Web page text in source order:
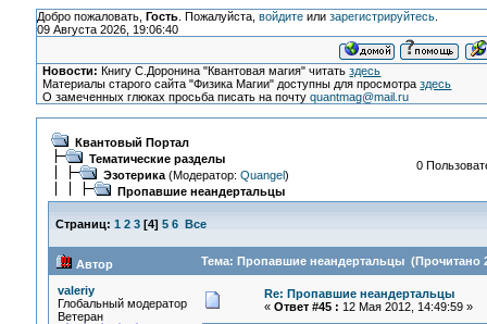
Добро пожаловать, Гость. Пожалуйста, войдитеили зарегистрируйтесь.
09 Августа 2026, 19:06:40
Новости: Книгу С.Доронина "Квантовая магия" читатьздесь
Материалы старого сайта "Физика Магии" доступны для просмотраздесь
О замеченных глюках просьба писать на почтуquantmag@mail.ru
Квантовый Портал
Тематические разделы
Эзотерика(Модератор: Quangel)
Пропавшие неандертальцы
0
Страниц: 1 2 3[4] 5 6 Все
Автор Тема: Пропавшие неандертальцы (Прочитано
valeriy
Глобальный модератор
Ветеран
Re: Пропавшие неандертальцы
« Ответ #45 : 12 Мая 2012, 14:49:59 »